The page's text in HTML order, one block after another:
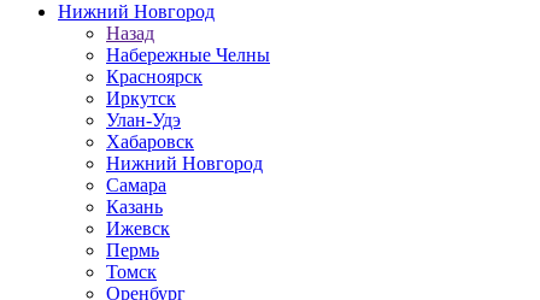
Нижний Новгород
Назад
Набережные Челны
Красноярск
Иркутск
Улан-Удэ
Хабаровск
Нижний Новгород
Самара
Казань
Ижевск
Пермь
Томск
Оренбург